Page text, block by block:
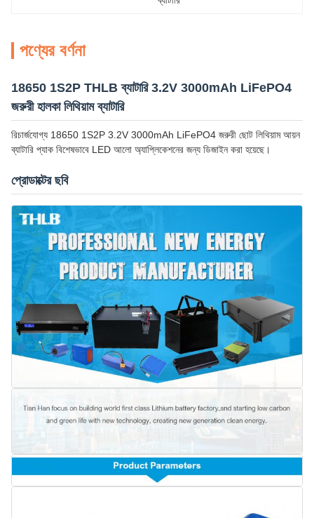
পণ্যের বর্ণনা
18650 1S2P THLB ব্যাটারি 3.2V 3000mAh LiFePO4
জরুরী হালকা লিথিয়াম ব্যাটারি
রিচার্জযোগ্য 18650 1S2P 3.2V 3000mAh LiFePO4 জরুরী ছোট লিথিয়াম আয়ন
ব্যাটারি প্যাক বিশেষভাবে LED আলো অ্যাপ্লিকেশনের জন্য ডিজাইন করা হয়েছে।
প্রোডাক্টের ছবি